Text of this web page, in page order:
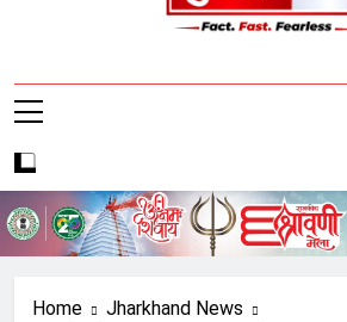
Munadi Live –
Home
Jharkhand News